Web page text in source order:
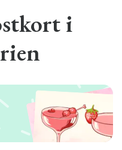
i